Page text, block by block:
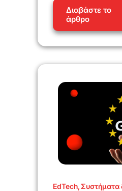
Διαβάστε το
άρθρο
EdTech,Συστήματα